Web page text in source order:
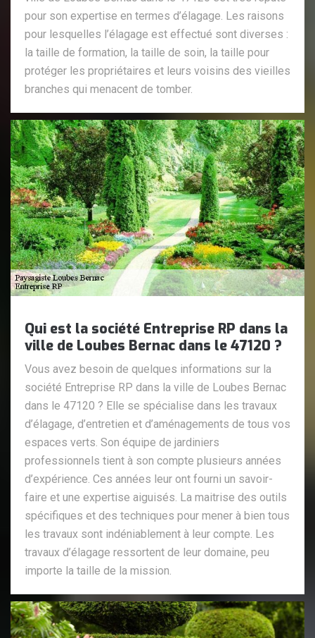
pour son expertise en termes d’élagage. Les raisons
pour lesquelles l’élagage est effectué sont diverses :
la taille de formation, la taille de soin, la taille pour
protéger les propriétaires et leurs voisins des vieilles
branches qui menacent de tomber.
Qui est la société Entreprise RP dans la
ville de Loubes Bernac dans le 47120 ?
Vous avez besoin de quelques informations sur la
société Entreprise RP dans la ville de Loubes Bernac
dans le 47120 ? Elle se spécialise dans les travaux
d’élagage, d’entretien et d’aménagements de tous vos
espaces verts. Son équipe de jardiniers
professionnels tient à son compte plusieurs années
d’expérience. Ces années leur ont fourni un savoir-
faire et une expertise aiguisés. La maitrise des outils
spécifiques et des techniques pour mener à bien tous
les travaux sont indéniablement à leur compte. Les
travaux d’élagage ressortent de leur domaine, peu
importe la taille de la mission.